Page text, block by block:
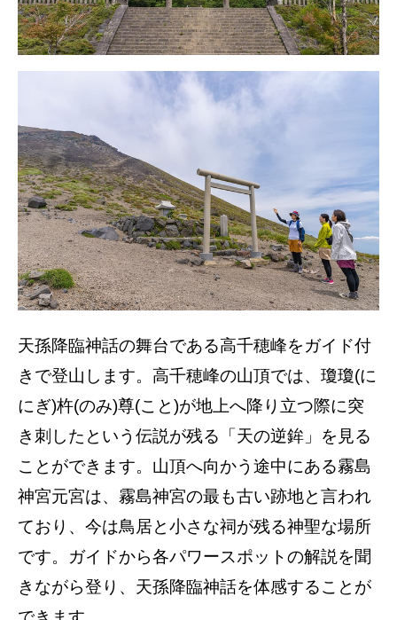
天孫降臨神話の舞台である高千穂峰をガイド付
きで登山します。高千穂峰の山頂では、瓊瓊(に
にぎ)杵(のみ)尊(こと)が地上へ降り立つ際に突
き刺したという伝説が残る「天の逆鉾」を見る
ことができます。山頂へ向かう途中にある霧島
神宮元宮は、霧島神宮の最も古い跡地と言われ
ており、今は鳥居と小さな祠が残る神聖な場所
です。ガイドから各パワースポットの解説を聞
きながら登り、天孫降臨神話を体感することが